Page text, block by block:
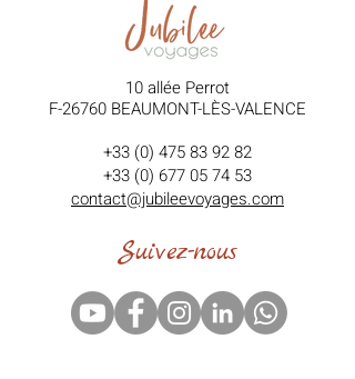
10 allée Perrot
F-26760 BEAUMONT-LÈS-VALENCE
+33 (0) 475 83 92 82
+33 (0) 677 05 74 53
contact@jubileevoyages.com
Suivez-nous